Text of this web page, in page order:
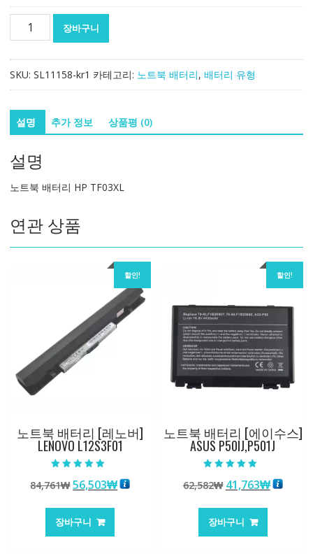
터
HP
TF03XL
량
장바구니
SKU: SL11158-kr1 카테고리: 노트북 배터리, 배터리 유형
설명 추가 정보 상품평 (0)
설명
노트북 배터리 HP TF03XL
연관 상품
할인!
노트북 배터리 [레노버]
LENOVO L12S3F01
5.00
로 평가됨
84,761₩원
가
격:
56,503₩현
장바구니
할인!
노트북 배터리 [에이수스]
ASUS P50IJ,P501J
4.50
로 평가됨
62,582₩ 원
가
격:
41,763₩현
장바구니